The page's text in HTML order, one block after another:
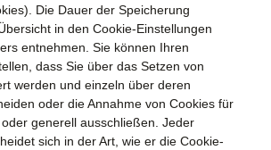
Die Dauer der Speicherung
in den Cookie-Einstellungen
entnehmen. Sie können Ihren
dass Sie über das Setzen von
werden und einzeln über deren
oder die Annahme von Cookies für
generell ausschließen. Jeder
sich in der Art, wie er die Cookie-